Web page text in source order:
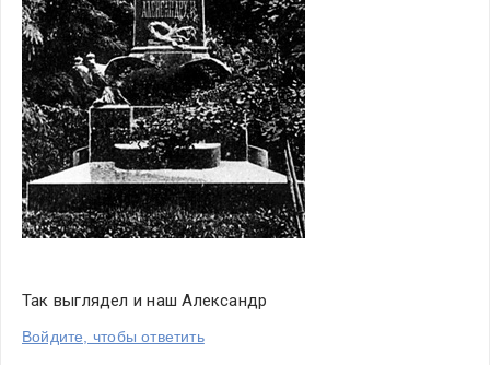
Так выглядел и наш Александр
Войдите, чтобы ответить